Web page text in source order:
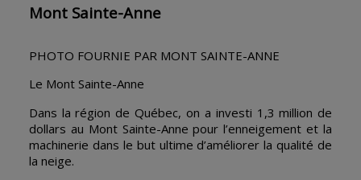
Mont Sainte-Anne
PHOTO FOURNIE PAR MONT SAINTE-ANNE
Le Mont Sainte-Anne
Dans la région de Québec, on a investi 1,3 million de
dollars au Mont Sainte-Anne pour l’enneigement et la
machinerie dans le but ultime d’améliorer la qualité de
la neige.